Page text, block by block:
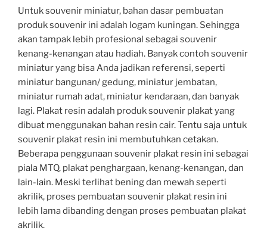
Untuk souvenir miniatur, bahan dasar pembuatan
produk souvenir ini adalah logam kuningan. Sehingga
akan tampak lebih profesional sebagai souvenir
kenang-kenangan atau hadiah. Banyak contoh souvenir
miniatur yang bisa Anda jadikan referensi, seperti
miniatur bangunan/ gedung, miniatur jembatan,
miniatur rumah adat, miniatur kendaraan, dan banyak
lagi. Plakat resin adalah produk souvenir plakat yang
dibuat menggunakan bahan resin cair. Tentu saja untuk
souvenir plakat resin ini membutuhkan cetakan.
Beberapa penggunaan souvenir plakat resin ini sebagai
piala MTQ, plakat penghargaan, kenang-kenangan, dan
lain-lain. Meski terlihat bening dan mewah seperti
akrilik, proses pembuatan souvenir plakat resin ini
lebih lama dibanding dengan proses pembuatan plakat
akrilik.